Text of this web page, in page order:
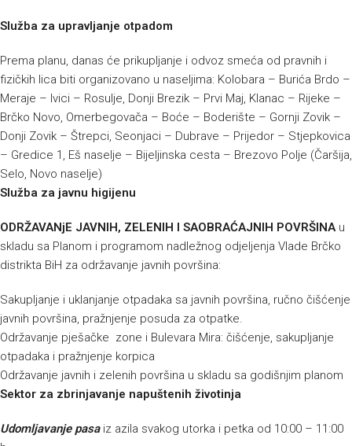
Služba za upravljanje otpadom
Prema planu, danas će prikupljanje i odvoz smeća od pravnih i
fizičkih lica biti organizovano u naseljima: Kolobara – Burića Brdo –
Meraje – Ivici – Rosulje, Donji Brezik – Prvi Maj, Klanac – Rijeke –
Brčko Novo, Omerbegovača – Boće – Boderište – Gornji Zovik –
Donji Zovik – Štrepci, Seonjaci – Dubrave – Prijedor – Stjepkovica
– Gredice 1, Eš naselje – Bijeljinska cesta – Brezovo Polje (Čaršija,
Selo, Novo naselje)
Služba za javnu higijenu
ODRŽAVANjE JAVNIH, ZELENIH I SAOBRAĆAJNIH POVRŠINAu
skladu sa Planom i programom nadležnog odjeljenja Vlade Brčko
distrikta BiH za održavanje javnih površina:
Sakupljanje i uklanjanje otpadaka sa javnih površina, ručno čišćenje
javnih površina, pražnjenje posuda za otpatke.
Održavanje pješačke zone i Bulevara Mira: čišćenje, sakupljanje
otpadaka i pražnjenje korpica
Održavanje javnih i zelenih površina u skladu sa godišnjim planom
Sektor za zbrinjavanje napuštenih životinja
Udomljavanje pasaiz azila svakog utorka i petka od 10:00 – 11:00